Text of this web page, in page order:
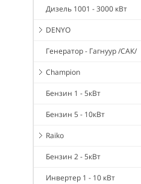
Дизель 1001 - 3000 кВт
DENYO
Генератор - Гагнуур /САК/
Champion
Бензин 1 - 5кВт
Бензин 5 - 10кВт
Raiko
Бензин 2 - 5кВт
Инвертер 1 - 10 кВт